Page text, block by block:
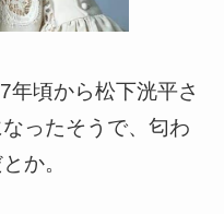
年頃から松下洸平さ
ったそうで、匂わ
か。